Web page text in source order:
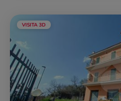
VISITA 3D